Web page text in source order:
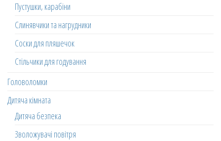
Пустушки, карабіни
Слинявчики та нагрудники
Соски для пляшечок
Стільчики для годування
Головоломки
Дитяча кімната
Дитяча безпека
Зволожувачі повітря